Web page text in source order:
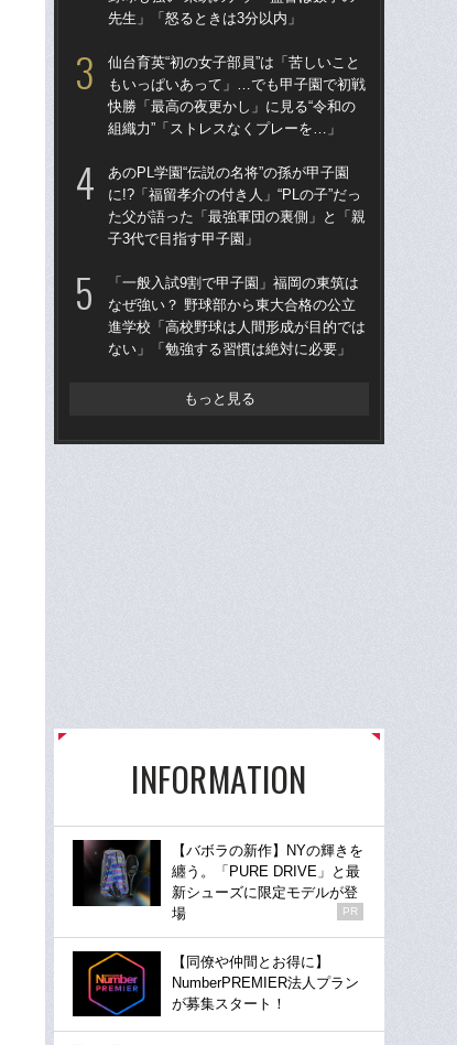
先生」「怒るときは3分以内」
仙台育英“初の女子部員”は「苦しいこと
もいっぱいあって」…でも甲子園で初戦
快勝「最高の夜更かし」に見る“令和の
組織力”「ストレスなくプレーを…」
あのPL学園“伝説の名将”の孫が甲子園
に!?「福留孝介の付き人」“PLの子”だっ
た父が語った「最強軍団の裏側」と「親
子3代で目指す甲子園」
「一般入試9割で甲子園」福岡の東筑は
なぜ強い？ 野球部から東大合格の公立
進学校「高校野球は人間形成が目的では
ない」「勉強する習慣は絶対に必要」
もっと見る
INFORMATION
【バボラの新作】NYの輝きを
纏う。「PURE DRIVE」と最
新シューズに限定モデルが登
場
PR
【同僚や仲間とお得に】
NumberPREMIER法人プラン
が募集スタート！